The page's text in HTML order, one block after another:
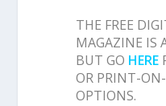
THE FREE
MAGAZINE IS
BUT GO HERE
OR PRINT-
OPTIONS.